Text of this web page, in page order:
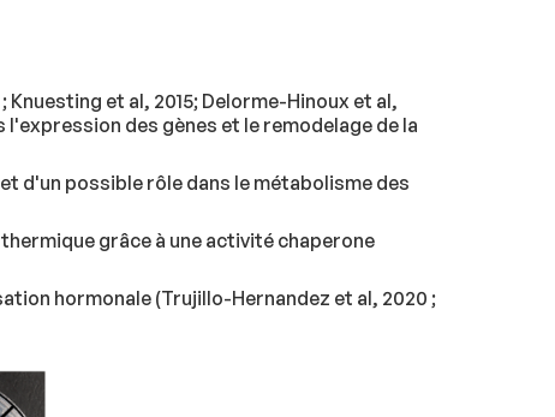
et al, 2015; Delorme-Hinoux et al,
l'expression des gènes et le remodelage de la
d'un possible rôle dans le métabolisme des
grâce à une activité chaperone
hormonale (Trujillo-Hernandez et al, 2020 ;